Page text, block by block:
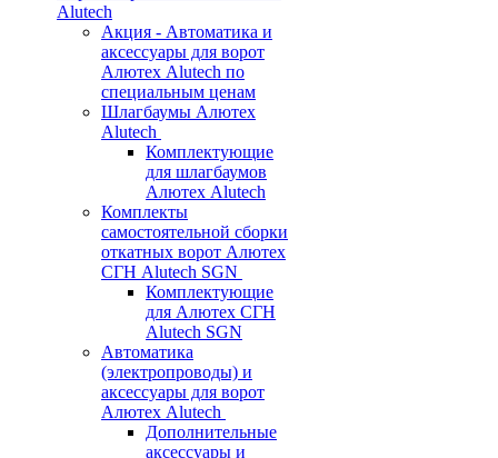
Alutech
Акция - Автоматика и
аксессуары для ворот
Алютех Alutech по
специальным ценам
Шлагбаумы Алютех
Alutech
Комплектующие
для шлагбаумов
Алютех Alutech
Комплекты
самостоятельной сборки
откатных ворот Алютех
СГН Alutech SGN
Комплектующие
для Алютех СГН
Alutech SGN
Автоматика
(электропроводы) и
аксессуары для ворот
Алютех Alutech
Дополнительные
аксессуары и